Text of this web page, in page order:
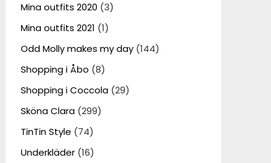
Mina outfits 2020 (3)
Mina outfits 2021 (1)
Odd Molly makes my day(144)
Shopping i Åbo (8)
Shopping i Coccola(29)
Sköna Clara(299)
TinTin Style (74)
Underkläder(16)